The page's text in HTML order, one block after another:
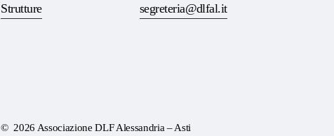
Strutture
segreteria@dlfal.it
© 2026 Associazione DLF Alessandria – Asti